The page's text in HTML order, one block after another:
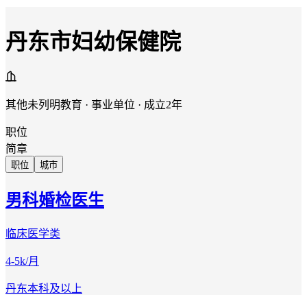
丹东市妇幼保健院
其他未列明教育 · 事业单位 · 成立2年
职位
简章
职位 城市
男科婚检医生
临床医学类
4-5k/月
丹东本科及以上